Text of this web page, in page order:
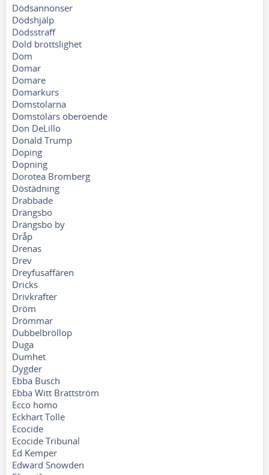
Dödsannonser
Dödshjälp
Dödsstraff
Dold brottslighet
Dom
Domar
Domare
Domarkurs
Domstolarna
Domstolars oberoende
Don DeLillo
Donald Trump
Doping
Dopning
Dorotea Bromberg
Döstädning
Drabbade
Drängsbo
Drängsbo by
Dråp
Drenas
Drev
Dreyfusaffären
Dricks
Drivkrafter
Dröm
Drömmar
Dubbelbröllop
Duga
Dumhet
Dygder
Ebba Busch
Ebba Witt Brattström
Ecco homo
Eckhart Tolle
Ecocide
Ecocide Tribunal
Ed Kemper
Edward Snowden